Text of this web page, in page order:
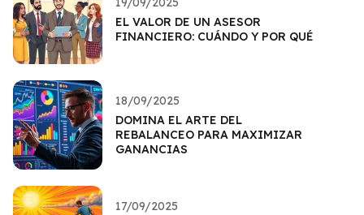
EL VALOR DE UN ASESOR
FINANCIERO: CUÁNDO Y POR QUÉ
18/09/2025
DOMINA EL ARTE DEL
REBALANCEO PARA MAXIMIZAR
GANANCIAS
17/09/2025